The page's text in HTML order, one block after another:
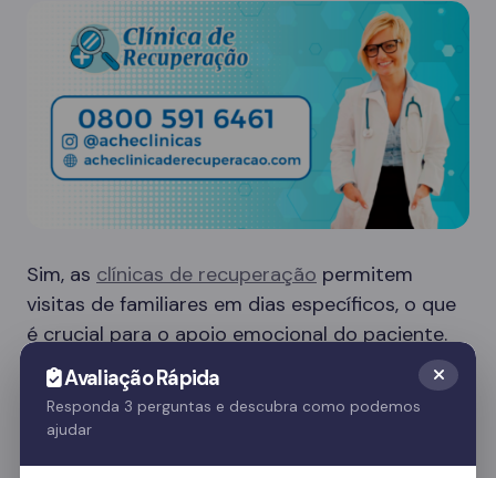
Sim, as clínicas de recuperação permitem
visitas de familiares em dias específicos, o que
é crucial para o apoio emocional do paciente.
Essas visitas ajudam no processo de
recuperação e fortalecem o vínculo familiar.
Avaliação Rápida
Responda 3 perguntas e descubra como podemos
ajudar